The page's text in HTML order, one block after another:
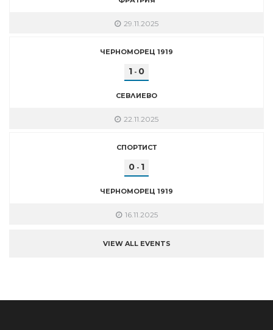
29.11.2025
ЧЕРНОМОРЕЦ 1919
1 - 0
СЕВЛИЕВО
22.11.2025
СПОРТИСТ
0 - 1
ЧЕРНОМОРЕЦ 1919
16.11.2025
VIEW ALL EVENTS